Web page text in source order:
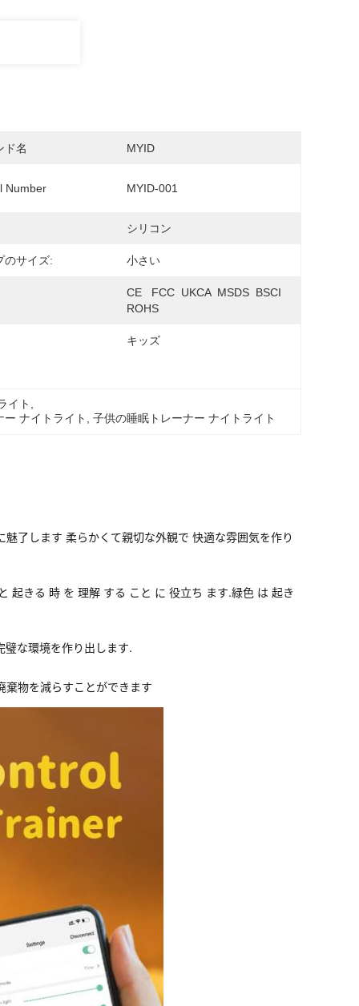
ド名 MYID
Number MYID-001
シリコン
のサイズ: 小さい
CE   FCC  UKCA  MSDS  BSCI
ROHS
キッズ
イト
ナイトライト
, 子供の睡眠トレーナー ナイトライト
了します 柔らかくて親切な外観で 快適な雰囲気を作り
起きる 時 を 理解 する こと に 役立ち ます.緑色 は 起き
璧な環境を作り出します.
棄物を減らすことができます